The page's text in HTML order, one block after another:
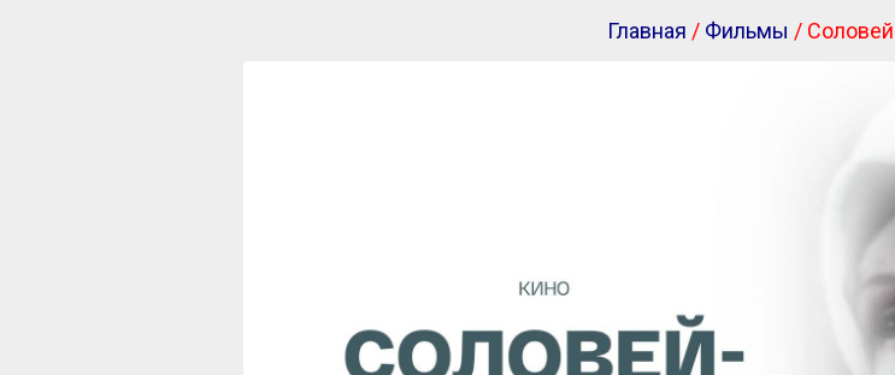
Главная / Фильмы /